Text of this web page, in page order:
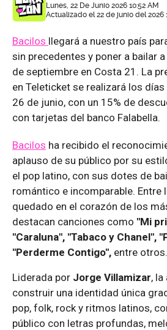
Lunes, 22 De Junio 2026 10:52 AM
Actualizado el 22 de junio del 2026
Bacilos llegará a nuestro país
sin precedentes y poner a bailar
de septiembre en Costa 21. La
en Teleticket se realizará los
26 de junio, con un 15% de
con tarjetas del banco Falabella.
Bacilos ha recibido el
aplauso de su público por su
el pop latino, con sus dotes de
romántico e incomparable. Entre
quedado en el corazón de los
destacan canciones como "Mi
"Caraluna", "Tabaco y Chanel",
"Perderme Contigo", entre otros.
Liderada por Jorge Villamizar,
construir una identidad única
pop, folk, rock y ritmos latinos,
público con letras profundas,